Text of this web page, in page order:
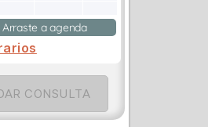
Arraste a agenda
CONSULTA